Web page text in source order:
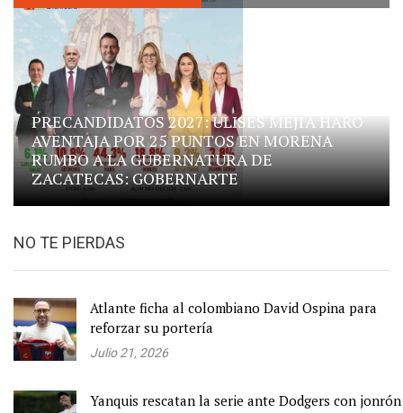
PRECANDIDATOS 2027: ULISES MEJÍA HARO
AVENTAJA POR 25 PUNTOS EN MORENA
RUMBO A LA GUBERNATURA DE
ZACATECAS: GOBERNARTE
NO TE PIERDAS
Atlante ficha al colombiano David Ospina para
reforzar su portería
Julio 21, 2026
Yanquis rescatan la serie ante Dodgers con jonrón